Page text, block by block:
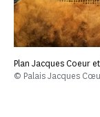
Plan Jacques Coeur
© Palais Jacques